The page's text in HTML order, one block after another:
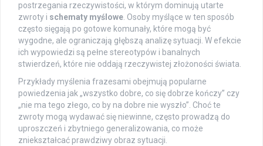
postrzegania rzeczywistości, w którym dominują utarte
zwroty i schematy myślowe. Osoby myślące w ten sposób
często sięgają po gotowe komunały, które mogą być
wygodne, ale ograniczają głębszą analizę sytuacji. W efekcie
ich wypowiedzi są pełne stereotypów i banalnych
stwierdzeń, które nie oddają rzeczywistej złożoności świata.
Przykłady myślenia frazesami obejmują popularne
powiedzenia jak „wszystko dobre, co się dobrze kończy” czy
„nie ma tego złego, co by na dobre nie wyszło”. Choć te
zwroty mogą wydawać się niewinne, często prowadzą do
uproszczeń i zbytniego generalizowania, co może
zniekształcać prawdziwy obraz sytuacji.